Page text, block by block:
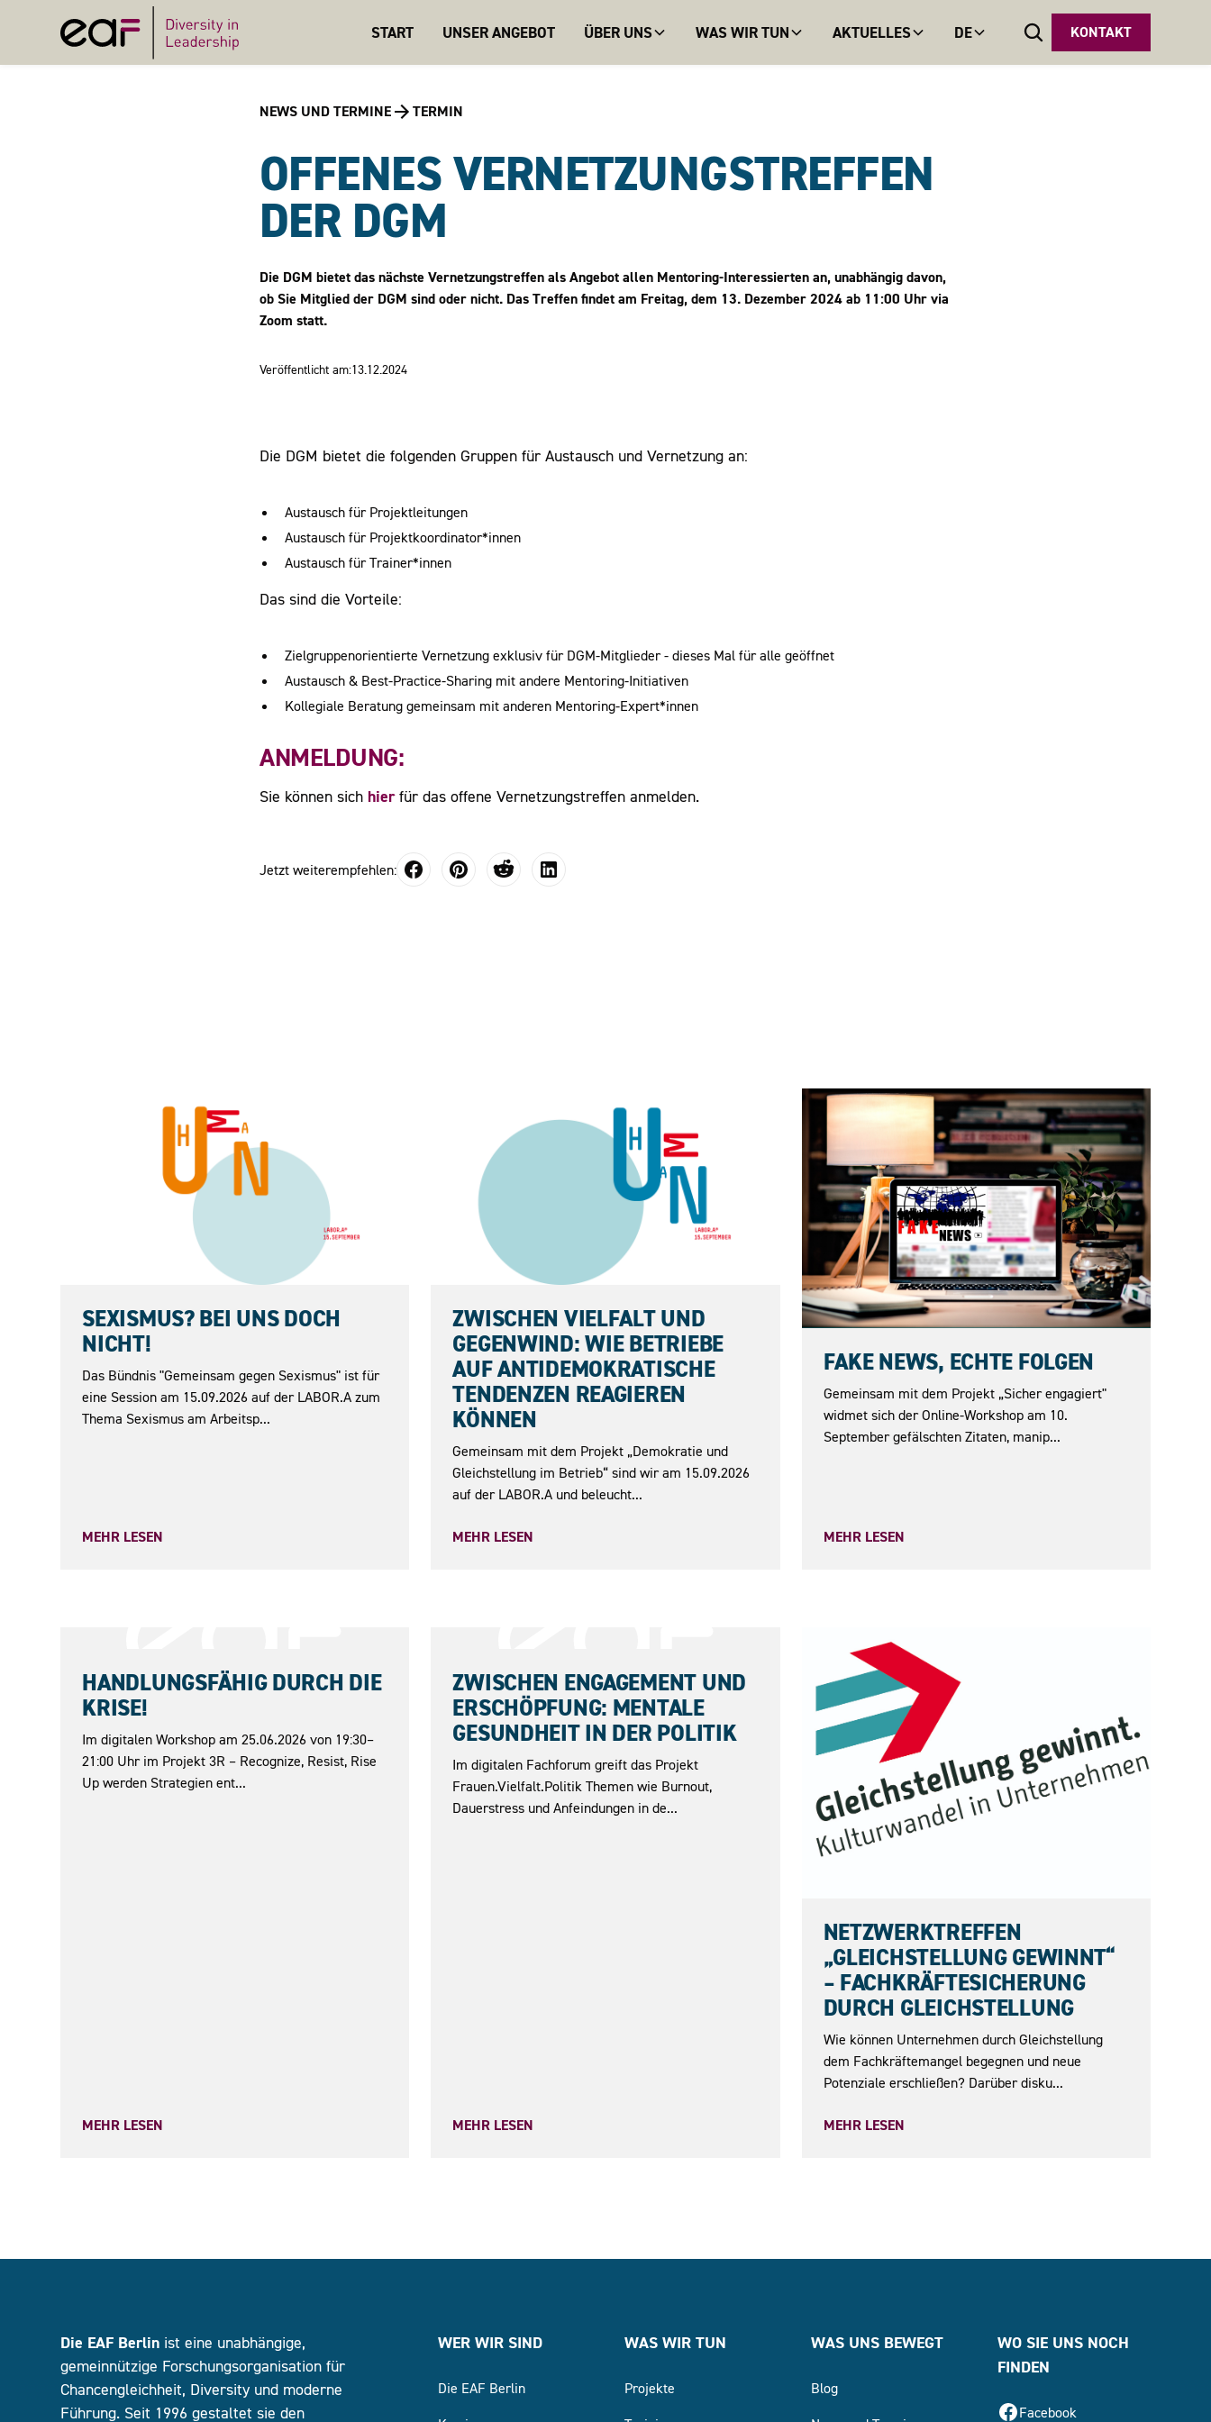
START UNSER ANGEBOT ÜBER UNS WAS WIR TUN AKTUELLES DE KONTAKT
NEWS UND TERMINE TERMIN
OFFENES VERNETZUNGSTREFFEN
DER DGM
Die DGM bietet das nächste Vernetzungstreffen als Angebot allen Mentoring-Interessierten an, unabhängig davon,
ob Sie Mitglied der DGM sind oder nicht. Das Treffen findet am Freitag, dem 13. Dezember 2024 ab 11:00 Uhr via
Zoom statt.
Veröffentlicht am:13.12.2024
Die DGM bietet die folgenden Gruppen für Austausch und Vernetzung an:
Austausch für Projektleitungen
Austausch für Projektkoordinator*innen
Austausch für Trainer*innen
Das sind die Vorteile:
Zielgruppenorientierte Vernetzung exklusiv für DGM-Mitglieder - dieses Mal für alle geöffnet
Austausch & Best-Practice-Sharing mit andere Mentoring-Initiativen
Kollegiale Beratung gemeinsam mit anderen Mentoring-Expert*innen
ANMELDUNG:
Sie können sich hierfür das offene Vernetzungstreffen anmelden.
Jetzt weiterempfehlen:
SEXISMUS? BEI UNS DOCH
NICHT!
Das Bündnis "Gemeinsam gegen Sexismus" ist für
eine Session am 15.09.2026 auf der LABOR.A zum
Thema Sexismus am Arbeitsp...
MEHR LESEN
ZWISCHEN VIELFALT UND
GEGENWIND: WIE BETRIEBE
AUF ANTIDEMOKRATISCHE
TENDENZEN REAGIEREN
KÖNNEN
Gemeinsam mit dem Projekt „Demokratie und
Gleichstellung im Betrieb“ sind wir am 15.09.2026
auf der LABOR.A und beleucht...
MEHR LESEN
FAKE NEWS, ECHTE FOLGEN
Gemeinsam mit dem Projekt „Sicher engagiert"
widmet sich der Online-Workshop am 10.
September gefälschten Zitaten, manip...
MEHR LESEN
HANDLUNGSFÄHIG DURCH DIE
KRISE!
Im digitalen Workshop am 25.06.2026 von 19:30–
21:00 Uhr im Projekt 3R – Recognize, Resist, Rise
Up werden Strategien ent...
MEHR LESEN
ZWISCHEN ENGAGEMENT UND
ERSCHÖPFUNG: MENTALE
GESUNDHEIT IN DER POLITIK
Im digitalen Fachforum greift das Projekt
Frauen.Vielfalt.Politik Themen wie Burnout,
Dauerstress und Anfeindungen in de...
MEHR LESEN
NETZWERKTREFFEN
„GLEICHSTELLUNG GEWINNT“
– FACHKRÄFTESICHERUNG
DURCH GLEICHSTELLUNG
Wie können Unternehmen durch Gleichstellung
dem Fachkräftemangel begegnen und neue
Potenziale erschließen? Darüber disku...
MEHR LESEN
Die EAF Berlin ist eine unabhängige,
gemeinnützige Forschungsorganisation für
Chancengleichheit, Diversity und moderne
Führung. Seit 1996 gestaltet sie den
WER WIR SIND
Die EAF Berlin
WAS WIR TUN
Projekte
WAS UNS BEWEGT
Blog
WO SIE UNS NOCH
FINDEN
Facebook